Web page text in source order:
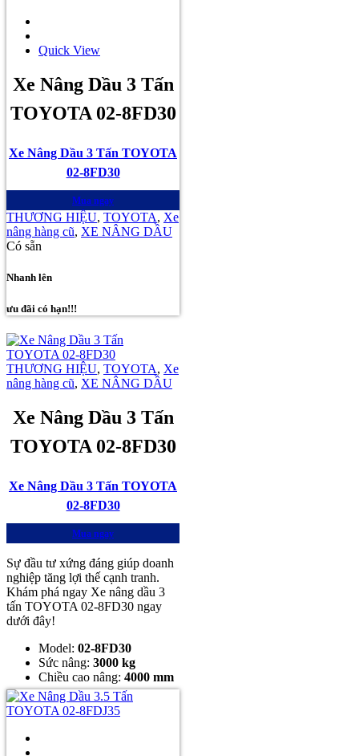
Quick View
Xe Nâng Dầu 3 Tấn
TOYOTA 02-8FD30
Xe Nâng Dầu 3 Tấn TOYOTA
02-8FD30
Mua ngay
THƯƠNG HIỆU, TOYOTA, Xe
nâng hàng cũ, XE NÂNG DẦU
Có sẵn
Nhanh lên
ưu đãi có hạn!!!
THƯƠNG HIỆU, TOYOTA, Xe
nâng hàng cũ, XE NÂNG DẦU
Xe Nâng Dầu 3 Tấn
TOYOTA 02-8FD30
Xe Nâng Dầu 3 Tấn TOYOTA
02-8FD30
Mua ngay
Sự đầu tư xứng đáng giúp doanh
nghiệp tăng lợi thế cạnh tranh.
Khám phá ngay Xe nâng dầu 3
tấn TOYOTA 02-8FD30 ngay
dưới đây!
Model: 02-8FD30
Sức nâng: 3000 kg
Chiều cao nâng: 4000 mm